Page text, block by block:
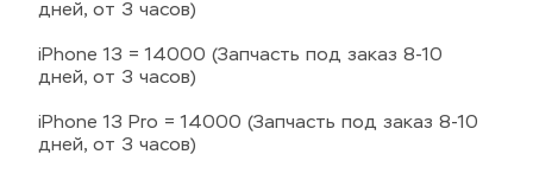
дней, от 3 часов)
iPhone 13 = 14000 (Запчасть под заказ 8-10
дней, от 3 часов)
iPhone 13 Pro = 14000 (Запчасть под заказ 8-10
дней, от 3 часов)